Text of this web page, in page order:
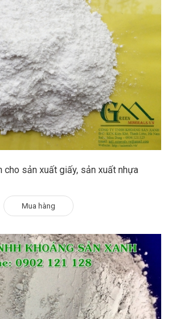
cho sản xuất giấy, sản xuất nhựa
Mua hàng